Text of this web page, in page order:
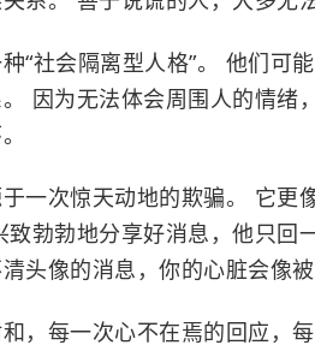
“社会隔离型人格”。 他们可
因为无法体会周围人的情绪
一次惊天动地的欺骗。 它更
勃勃地分享好消息，他只回
头像的消息，你的心脏会像被
，每一次心不在焉的回应，